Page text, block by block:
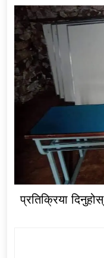
प्रतिक्रिया दिनुहोस्